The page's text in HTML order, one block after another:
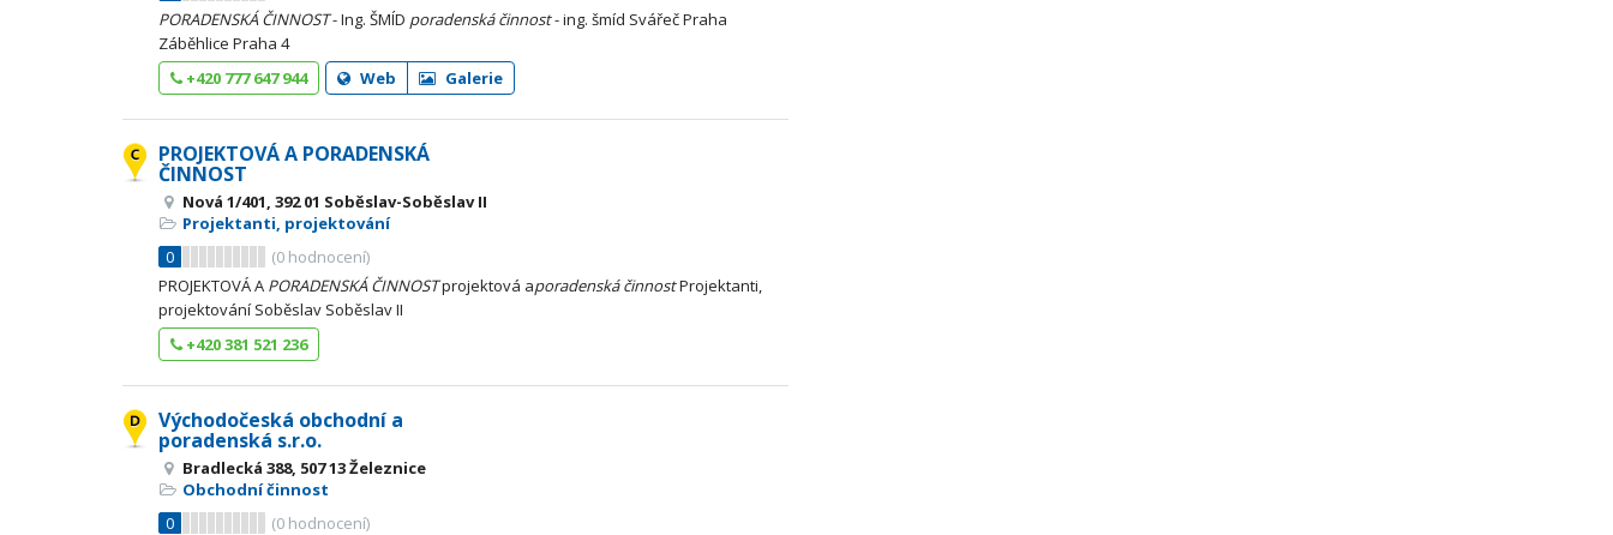
PORADENSKÁ ČINNOST- Ing. ŠMÍD poradenská činnost- ing. šmíd Svářeč Praha
Záběhlice Praha 4
+420 777 647 944
Web Galerie
PROJEKTOVÁ A PORADENSKÁ
ČINNOST
Nová 1/401, 392 01 Soběslav-Soběslav II
Projektanti, projektování
0
(0 hodnocení)
PROJEKTOVÁ A PORADENSKÁ ČINNOSTprojektová aporadenská činnostProjektanti,
projektování Soběslav Soběslav II
+420 381 521 236
Východočeská obchodní a
poradenská s.r.o.
Bradlecká 388, 507 13 Železnice
Obchodní činnost
0
(0 hodnocení)